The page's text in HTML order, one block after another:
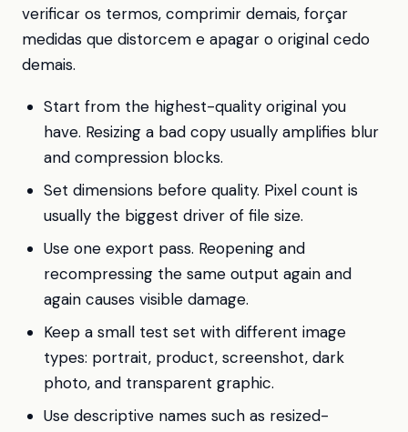
verificar os termos, comprimir demais, forçar
medidas que distorcem e apagar o original cedo
demais.
Start from the highest-quality original you
have. Resizing a bad copy usually amplifies blur
and compression blocks.
Set dimensions before quality. Pixel count is
usually the biggest driver of file size.
Use one export pass. Reopening and
recompressing the same output again and
again causes visible damage.
Keep a small test set with different image
types: portrait, product, screenshot, dark
photo, and transparent graphic.
Use descriptive names such as resized-